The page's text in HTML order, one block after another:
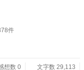
凶器。そして事件のたび
説家、医師、大学教授、記
る過去が少しずつ暴かれ
ステリーの新たな傑作。
は私の小説です。
件
想数 0
文字数 29,113